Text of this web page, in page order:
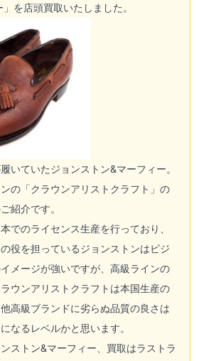
を店頭買取いたしました。
いていたジョンストン&マーフィー。
の「クラウンアリストクラフト」の
紹介です。
でのライセンス生産を行っており、
役を担っているジョンストンはビジ
メージが強いですが、高級ラインの
ウンアリストクラフトは本国生産の
高級ブランドに劣らぬ品質の良さは
なるレベルかと思います。
ストン&マーフィー、買取はラストラ